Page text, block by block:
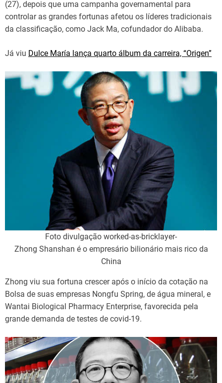
(27), depois que uma campanha governamental para
controlar as grandes fortunas afetou os líderes tradicionais
da classificação, como Jack Ma, cofundador do Alibaba.
Já viu Dulce María lança quarto álbum da carreira, “Origen”
Foto divulgação worked-as-bricklayer-
Zhong Shanshan é o empresário bilionário mais rico da
China
Zhong viu sua fortuna crescer após o início da cotação na
Bolsa de suas empresas Nongfu Spring, de água mineral, e
Wantai Biological Pharmacy Enterprise, favorecida pela
grande demanda de testes de covid-19.